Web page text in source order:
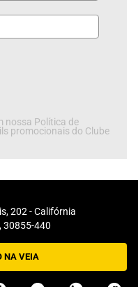
nossa Política de
promocionais do Clube
202 - Califórnia
30855-440
NA VEIA